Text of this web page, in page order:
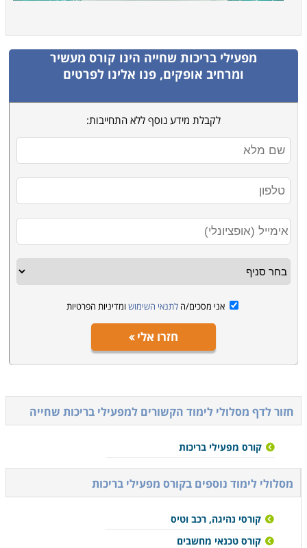
מפעילי בריכות שחייה הינו קורס מעשיר
ומרחיב אופקים, פנו אלינו לפרטים
לקבלת מידע נוסף ללא התחייבות:
אני מסכים/ה לתנאי השימוש ומדיניות הפרטיות
חזרו אלי
חזור לדף מסלולי לימוד הקשורים למפעילי בריכות שחייה
קורס מפעילי בריכות
מסלולי לימוד נוספים בקורס מפעילי בריכות
קורסי נהיגה, רכב וטיס
קורס טכנאי מחשבים